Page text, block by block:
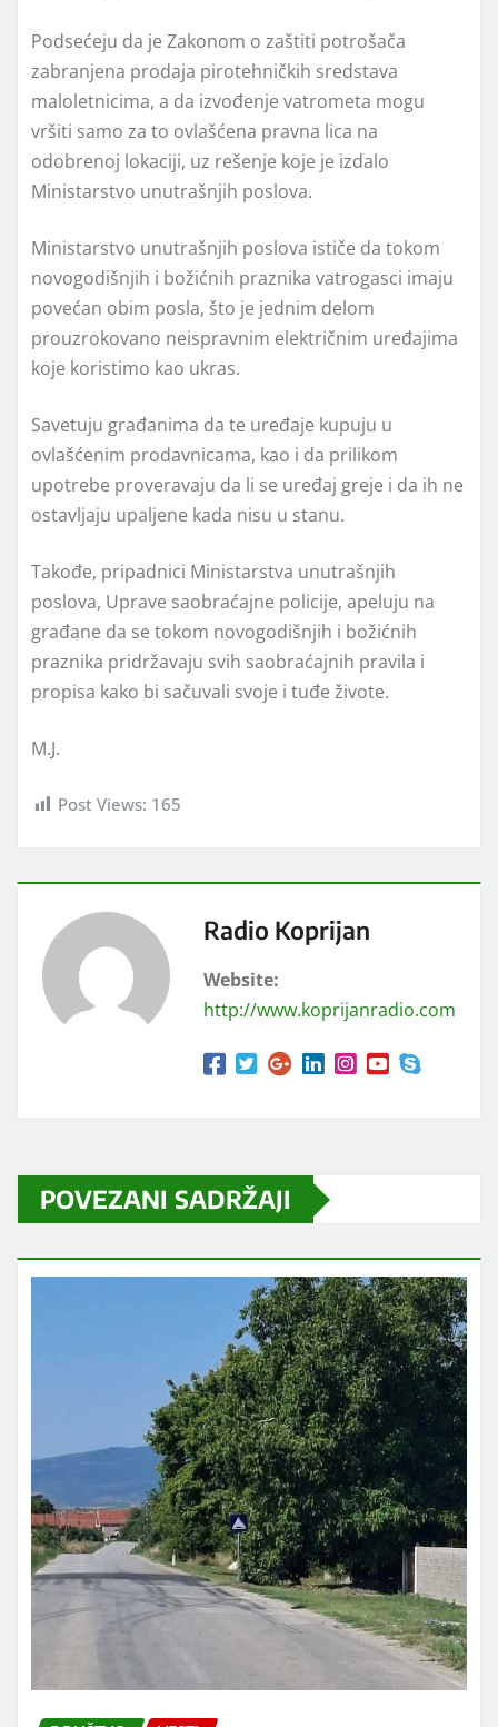
Podsećeju da je Zakonom o zaštiti potrošača
zabranjena prodaja pirotehničkih sredstava
maloletnicima, a da izvođenje vatrometa mogu
vršiti samo za to ovlašćena pravna lica na
odobrenoj lokaciji, uz rešenje koje je izdalo
Ministarstvo unutrašnjih poslova.
Ministarstvo unutrašnjih poslova ističe da tokom
novogodišnjih i božićnih praznika vatrogasci imaju
povećan obim posla, što je jednim delom
prouzrokovano neispravnim električnim uređajima
koje koristimo kao ukras.
Savetuju građanima da te uređaje kupuju u
ovlašćenim prodavnicama, kao i da prilikom
upotrebe proveravaju da li se uređaj greje i da ih ne
ostavlјaju upalјene kada nisu u stanu.
Takođe, pripadnici Ministarstva unutrašnjih
poslova, Uprave saobraćajne policije, apeluju na
građane da se tokom novogodišnjih i božićnih
praznika pridržavaju svih saobraćajnih pravila i
propisa kako bi sačuvali svoje i tuđe živote.
M.J.
Post Views: 165
Radio Koprijan
Website:
http://www.koprijanradio.com
POVEZANI SADRŽAJI